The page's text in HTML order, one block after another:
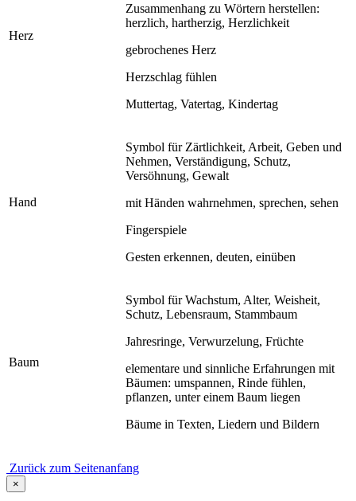
Herz
Zusammenhang zu Wörtern herstellen:
herzlich, hartherzig, Herzlichkeit
gebrochenes Herz
Herzschlag fühlen
Muttertag, Vatertag, Kindertag
Hand
Symbol für Zärtlichkeit, Arbeit, Geben und
Nehmen, Verständigung, Schutz,
Versöhnung, Gewalt
mit Händen wahrnehmen, sprechen, sehen
Fingerspiele
Gesten erkennen, deuten, einüben
Baum
Symbol für Wachstum, Alter, Weisheit,
Schutz, Lebensraum, Stammbaum
Jahresringe, Verwurzelung, Früchte
elementare und sinnliche Erfahrungen mit
Bäumen: umspannen, Rinde fühlen,
pflanzen, unter einem Baum liegen
Bäume in Texten, Liedern und Bildern
Zurück zum Seitenanfang
×